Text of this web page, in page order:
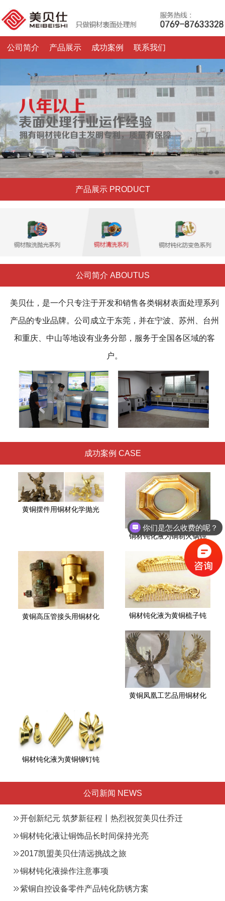
公司简介 产品展示 成功案例 联系我们
产品展示 PRODUCT
公司简介 ABOUTUS
美贝仕，是一个只专注于开发和销售各类铜材表面处理系列
产品的专业品牌。公司成立于东莞，并在宁波、苏州、台州
和重庆、中山等地设有业务分部，服务于全国各区域的客
户。
成功案例 CASE
黄铜摆件用铜材化学抛光
铜材钝化液为铜制火锅钝
黄铜高压管接头用铜材化 铜材钝化液为黄铜梳子钝
黄铜凤凰工艺品用铜材化
铜材钝化液为黄铜铆钉钝
公司新闻 NEWS
开创新纪元 筑梦新征程丨热烈祝贺美贝仕乔迁
总部之喜
铜材钝化液让铜饰品长时间保持光亮
2017凯盟美贝仕清远挑战之旅
铜材钝化液操作注意事项
紫铜自控设备零件产品钝化防锈方案
你们是怎么收费的呢？